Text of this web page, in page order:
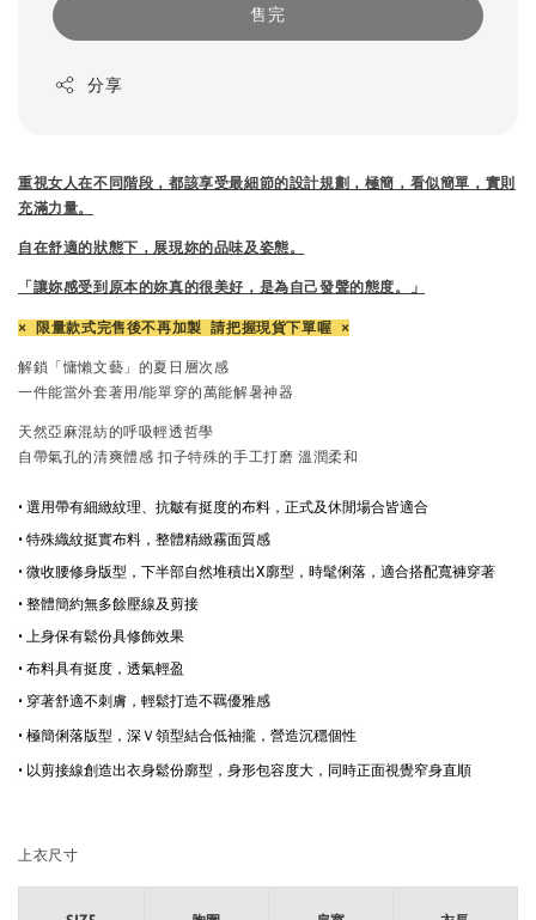
售完
分享
重視女人在不同階段，都該享受最細節的設計規劃， 極簡，看似簡單，實則
充滿力量。
自在舒適的狀態下，展現妳的品味及姿態。
「讓妳感受到原本的妳真的很美好，是為自己發聲的態度。」
× 限量款式完售後不再加製 請把握現貨下單喔 ×
解鎖「慵懶文藝」的夏日層次感
一件能當外套著用/能單穿的萬能解暑神器
天然亞麻混紡的呼吸輕透哲學
自帶氣孔的清爽體感 扣子特殊的手工打磨 溫潤柔和
• 選用帶有細緻紋理、抗皺有挺度的布料，正式及休閒場合皆適合
• 特殊織紋挺實布料，整體精緻霧面質感
• 微收腰修身版型，下半部自然堆積出X廓型，時髦俐落，適合搭配寬褲穿著
• 整體簡約無多餘壓線及剪接
• 上身保有鬆份具修飾效果
• 布料具有挺度，透氣輕盈
• 穿著舒適不刺膚，輕鬆打造不羈優雅感
• 極簡俐落版型，深Ｖ領型結合低袖攏，營造沉穩個性
• 以剪接線創造出衣身鬆份廓型，身形包容度大，同時正面視覺窄身直順
上衣尺寸